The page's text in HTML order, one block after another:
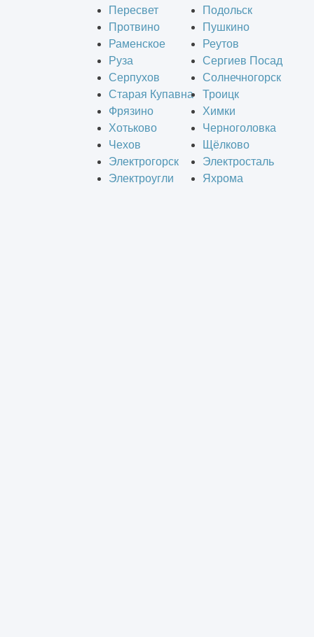
Пересвет
Подольск
Протвино
Пушкино
Раменское
Реутов
Руза
Сергиев Посад
Серпухов
Солнечногорск
Старая Купавна
Троицк
Фрязино
Химки
Хотьково
Черноголовка
Чехов
Щёлково
Электрогорск
Электросталь
Электроугли
Яхрома